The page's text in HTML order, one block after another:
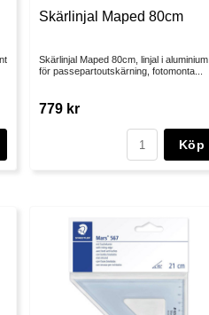
Skärlinjal Maped 80cm
Skärlinjal Maped 80cm, linjal i aluminium
för passepartoutskärning, fotomonta...
779 kr
Köp